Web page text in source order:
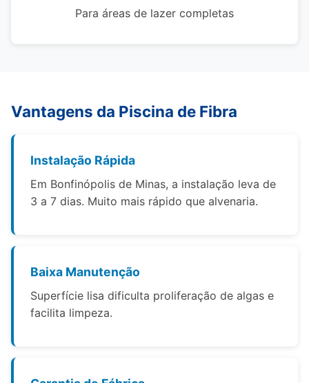
Para áreas de lazer completas
Vantagens da Piscina de Fibra
Instalação Rápida
Em Bonfinópolis de Minas, a instalação leva de
3 a 7 dias. Muito mais rápido que alvenaria.
Baixa Manutenção
Superfície lisa dificulta proliferação de algas e
facilita limpeza.